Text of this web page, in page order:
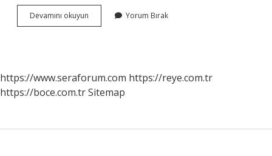
Devamını okuyun
Ne
Yorum Bırak
https://www.seraforum.com https://reye.com.tr
https://boce.com.trSitemap